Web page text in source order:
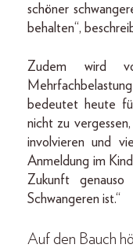
schöner
behalten“,
Zudem wird
bedeutet heute
nicht zu
involvieren und
Anmeldung im
Zukunft
Schwangeren ist.“
Auf den Bauch